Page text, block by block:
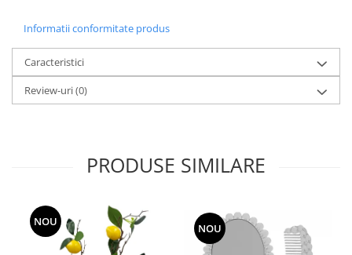
Informatii conformitate produs
Caracteristici
Review-uri(0)
PRODUSE SIMILARE
NOU
NOU